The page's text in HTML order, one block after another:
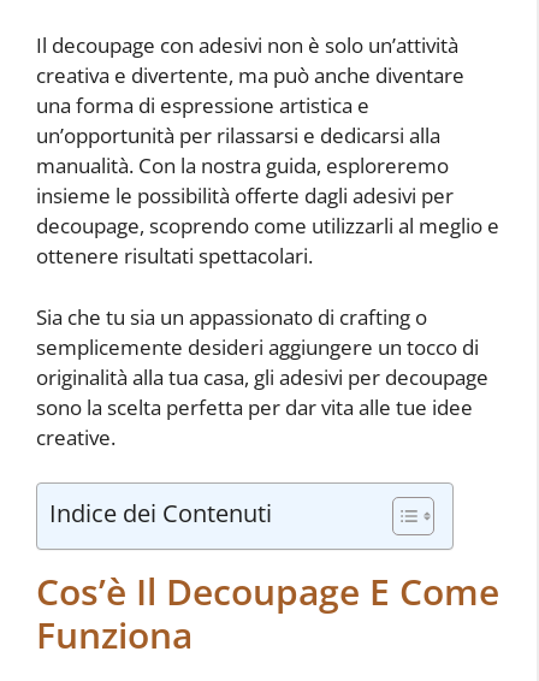
Il decoupage con adesivi non è solo un’attività
creativa e divertente, ma può anche diventare
una forma di espressione artistica e
un’opportunità per rilassarsi e dedicarsi alla
manualità. Con la nostra guida, esploreremo
insieme le possibilità offerte dagli adesivi per
decoupage, scoprendo come utilizzarli al meglio e
ottenere risultati spettacolari.
Sia che tu sia un appassionato di crafting o
semplicemente desideri aggiungere un tocco di
originalità alla tua casa, gli adesivi per decoupage
sono la scelta perfetta per dar vita alle tue idee
creative.
Indice dei Contenuti
Cos’è Il Decoupage E Come
Funziona